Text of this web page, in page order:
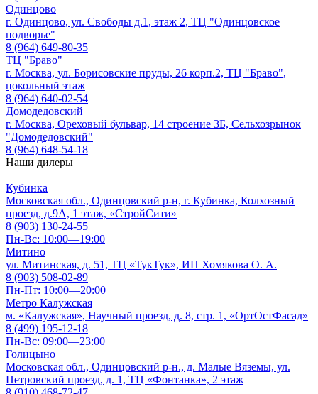
Одинцово
г. Одинцово, ул. Свободы д.1, этаж 2, ТЦ "Одинцовское
подворье"
8 (964) 649-80-35
ТЦ "Браво"
г. Москва, ул. Борисовские пруды, 26 корп.2, ТЦ "Браво",
цокольный этаж
8 (964) 640-02-54
Домодедовский
г. Москва, Ореховый бульвар, 14 строение 3Б, Сельхозрынок
"Домодедовский"
8 (964) 648-54-18
Наши дилеры
Кубинка
Московская обл., Одинцовский р-н, г. Кубинка, Колхозный
проезд, д.9А, 1 этаж, «СтройСити»
8 (903) 130-24-55
Пн-Вс: 10:00—19:00
Митино
ул. Митинская, д. 51, ТЦ «ТукТук», ИП Хомякова О. А.
8 (903) 508-02-89
Пн-Пт: 10:00—20:00
Метро Калужская
м. «Калужская», Научный проезд, д. 8, стр. 1, «ОртОстФасад»
8 (499) 195-12-18
Пн-Вс: 09:00—23:00
Голицыно
Московская обл., Одинцовский р-н., д. Малые Вяземы, ул.
Петровский проезд, д. 1, ТЦ «Фонтанка», 2 этаж